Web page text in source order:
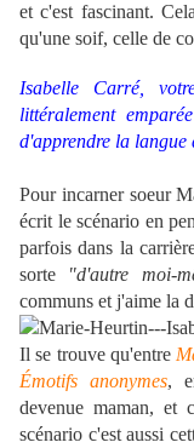
et c'est fascinant.
qu'une soif, celle de
Isabelle Carré,
littéralement
d'apprendre la langue
Pour incarner soeur
écrit le scénario en
parfois dans la
sorte "d'autre moi-
communs et j'aime la
Il se trouve qu'entre
Émotifs anonymes,
devenue maman, et
scénario c'est aussi